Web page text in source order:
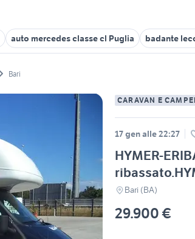
auto mercedes classe cl Puglia badante
Bari
CARAVAN E
17 gen alle 22:27
HYMER-
Bari (BA)
29.900 €